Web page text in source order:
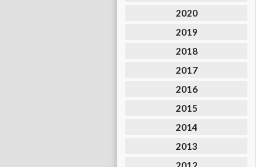
2020
2019
2018
2017
2016
2015
2014
2013